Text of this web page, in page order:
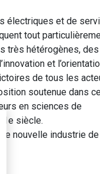
électriques et de
tout
très hétérogènes, des
et
de tous les
soutenue dans
en sciences de
siècle.
nouvelle industrie de